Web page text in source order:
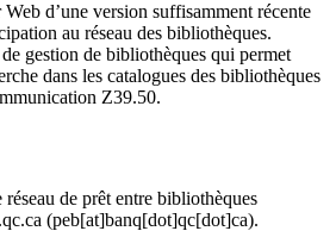
Web d’une version suffisamment récente
au réseau des bibliothèques.
gestion de bibliothèques qui permet
dans les catalogues des bibliothèques
Z39.50.
de prêt entre bibliothèques
(peb[at]banq[dot]qc[dot]ca).